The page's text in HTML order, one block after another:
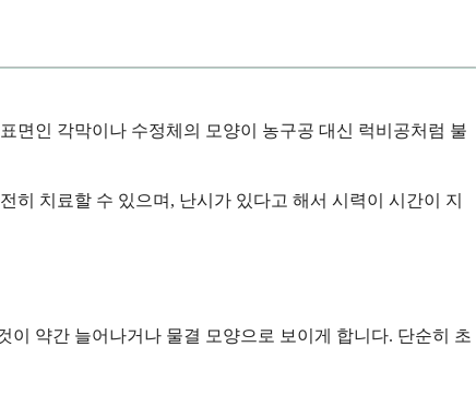
면인 각막이나 수정체의 모양이 농구공 대신 럭비공처럼 불
히 치료할 수 있으며, 난시가 있다고 해서 시력이 시간이 지
약간 늘어나거나 물결 모양으로 보이게 합니다. 단순히 초